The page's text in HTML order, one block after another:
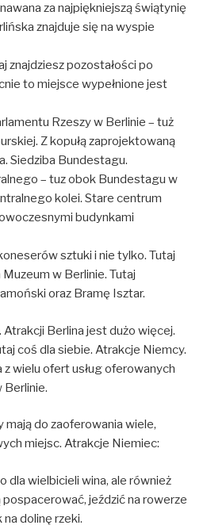
za najpiękniejszą świątynię
znajduje się na wyspie
znajdziesz pozostałości po
to miejsce wypełnione jest
Rzeszy w Berlinie – tuż
Z kopułą zaprojektowaną
Siedziba Bundestagu.
– tuz obok Bundestagu w
kolei. Stare centrum
budynkami
sztuki i nie tylko. Tutaj
w Berlinie. Tutaj
oraz Bramę Isztar.
Berlina jest dużo więcej.
coś dla siebie. Atrakcje Niemcy.
wielu ofert usług oferowanych
Berlinie.
mają do zaoferowania wiele,
miejsc. Atrakcje Niemiec:
dla wielbicieli wina, ale również
jeździć na rowerze
dolinę rzeki.